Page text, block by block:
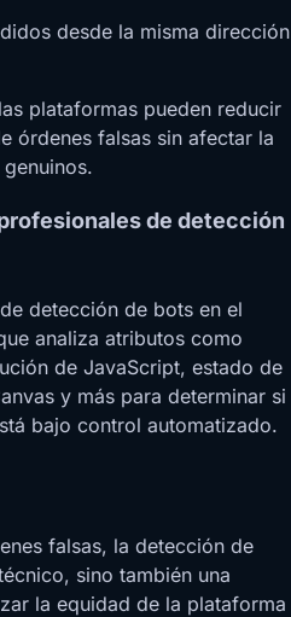
desde la misma dirección
plataformas pueden reducir
órdenes falsas sin afectar la
de detección
detección de bots en el
analiza atributos como
de JavaScript, estado de
y más para determinar si
bajo control automatizado.
falsas, la detección de
sino también una
la equidad de la plataforma